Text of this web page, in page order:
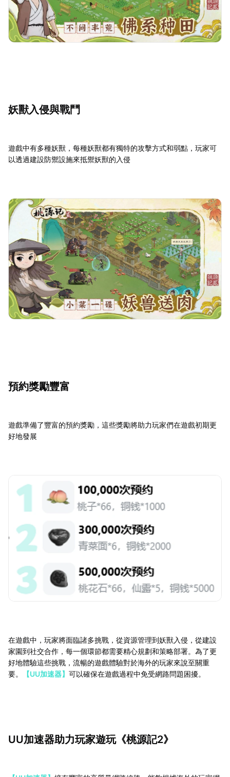
妖獸入侵與戰鬥
遊戲中有多種妖獸，每種妖獸都有獨特的攻擊方式和弱點，玩家可
以透過建設防禦設施來抵禦妖獸的入侵
預約獎勵豐富
遊戲準備了豐富的預約獎勵，這些獎勵將助力玩家們在遊戲初期更
好地發展
在遊戲中，玩家將面臨諸多挑戰，從資源管理到妖獸入侵，從建設
家園到社交合作，每一個環節都需要精心規劃和策略部署。為了更
好地體驗這些挑戰，流暢的遊戲體驗對於海外的玩家來說至關重
要。
【UU加速器】 可以確保在遊戲過程中免受網路問題困擾。
UU加速器助力玩家遊玩《桃源記2》